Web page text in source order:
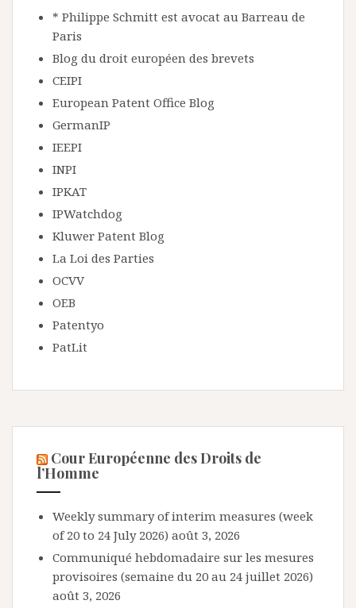
* Philippe Schmitt est avocat au Barreau de
Paris
Blog du droit européen des brevets
CEIPI
European Patent Office Blog
GermanIP
IEEPI
INPI
IPKAT
IPWatchdog
Kluwer Patent Blog
La Loi des Parties
OCVV
OEB
Patentyo
PatLit
Cour Européenne des Droits de
l’Homme
Weekly summary of interim measures (week
of 20 to 24 July 2026) août 3, 2026
Communiqué hebdomadaire sur les mesures
provisoires (semaine du 20 au 24 juillet 2026)
août 3, 2026